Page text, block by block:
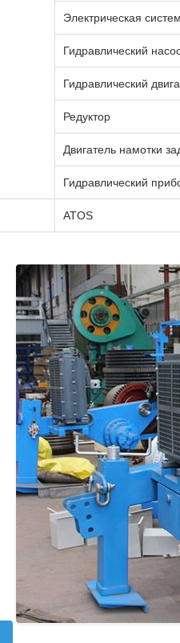
Электрическая
Гидравлический
Гидравлический
Редуктор
Двигатель намотки
Гидравлический
ATOS